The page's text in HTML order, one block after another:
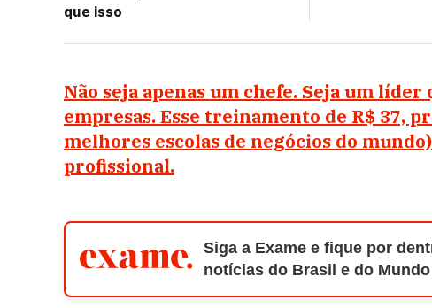
que isso
Não seja apenas um chefe. Seja um
empresas. Esse treinamento de R$ 37,
melhores escolas de negócios do
profissional.
Siga a Exame e fique por
notícias do Brasil e do Mundo